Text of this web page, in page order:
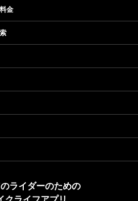
金
ライダーのための